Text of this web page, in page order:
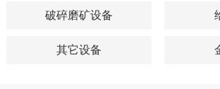
破碎磨矿设备
其它设备